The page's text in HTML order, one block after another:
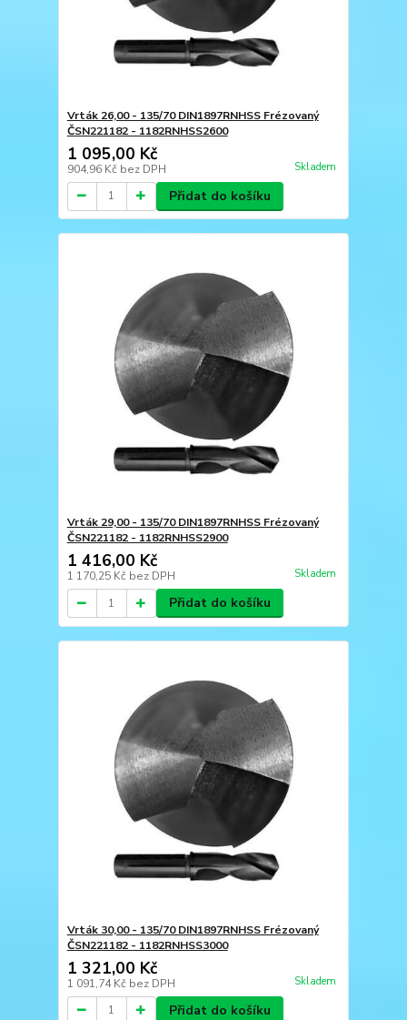
Vrták 26,00 - 135/70 DIN1897RNHSS Frézovaný
ČSN221182 - 1182RNHSS2600
1 095,00 Kč
904,96 Kč bez DPH Skladem
Přidat do košíku
Vrták 29,00 - 135/70 DIN1897RNHSS Frézovaný
ČSN221182 - 1182RNHSS2900
1 416,00 Kč
1 170,25 Kč bez DPH Skladem
Přidat do košíku
Vrták 30,00 - 135/70 DIN1897RNHSS Frézovaný
ČSN221182 - 1182RNHSS3000
1 321,00 Kč
1 091,74 Kč bez DPH Skladem
Přidat do košíku